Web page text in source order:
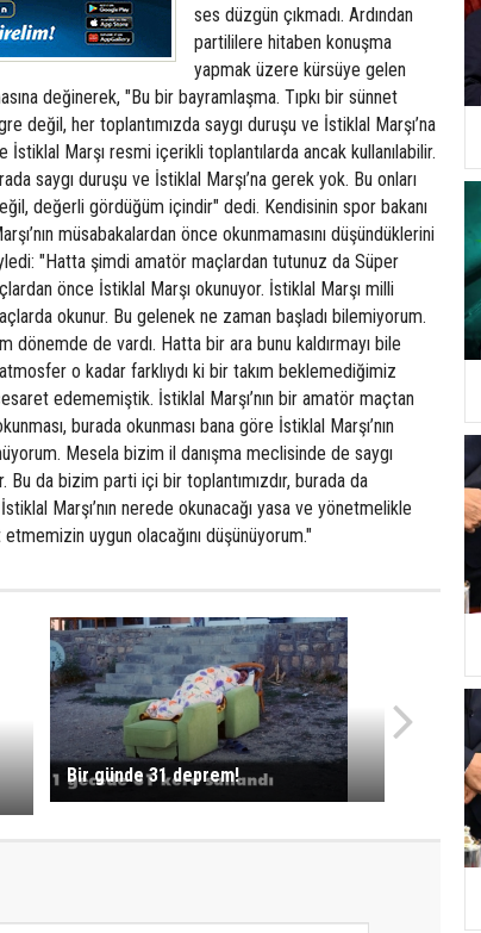
ses düzgün çıkmadı. Ardından
partililere hitaben konuşma
yapmak üzere kürsüye gelen
değinerek, "Bu bir bayramlaşma. Tıpkı bir sünnet
değil, her toplantımızda saygı duruşu ve İstiklal Marşı’na
İstiklal Marşı resmi içerikli toplantılarda ancak kullanılabilir.
saygı duruşu ve İstiklal Marşı’na gerek yok. Bu onları
değerli gördüğüm içindir" dedi. Kendisinin spor bakanı
müsabakalardan önce okunmamasını düşündüklerini
"Hatta şimdi amatör maçlardan tutunuz da Süper
önce İstiklal Marşı okunuyor. İstiklal Marşı milli
okunur. Bu gelenek ne zaman başladı bilemiyorum.
dönemde de vardı. Hatta bir ara bunu kaldırmayı bile
o kadar farklıydı ki bir takım beklemediğimiz
edememiştik. İstiklal Marşı’nın bir amatör maçtan
burada okunması bana göre İstiklal Marşı’nın
Mesela bizim il danışma meclisinde de saygı
Bu da bizim parti içi bir toplantımızdır, burada da
Marşı’nın nerede okunacağı yasa ve yönetmelikle
uygun olacağını düşünüyorum."
Bir günde 31 deprem!